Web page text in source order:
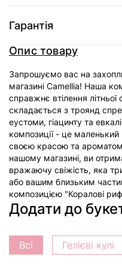
Гарантія
Опис товару
Запрошуємо вас на
магазині Camellia! Наша
справжнє втілення літньої
складається з троянд
еустоми, гіацинту та
композиції - це
своєю красою та
нашому магазині, ви
вражаючу свіжість, яка
або вашим близьким
композицією "Коралові
Додати до
Всі Гелієві кулі